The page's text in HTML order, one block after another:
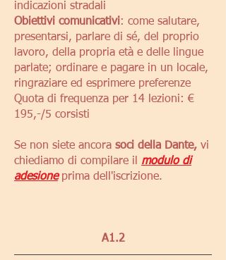
indicazioni stradali
Obiettivi comunicativi: come salutare,
presentarsi, parlare di sé, del proprio
lavoro, della propria età e delle lingue
parlate; ordinare e pagare in un locale,
ringraziare ed esprimere preferenze
Quota di frequenza per 14 lezioni: €
195,-/5 corsisti
Se non siete ancora soci della Dante, vi
chiediamo di compilare il modulo di
adesioneprima dell'iscrizione.
A1.2